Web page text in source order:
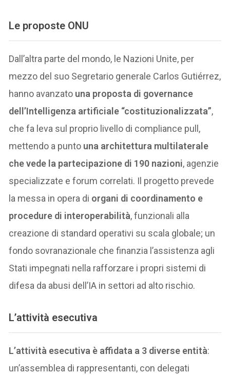
Le proposte ONU
Dall’altra parte del mondo, le Nazioni Unite, per
mezzo del suo Segretario generale Carlos Gutiérrez,
hanno avanzato una proposta di governance
dell’Intelligenza artificiale “costituzionalizzata”,
che fa leva sul proprio livello di compliance pull,
mettendo a punto una architettura multilaterale
che vede la partecipazione di 190 nazioni, agenzie
specializzate e forum correlati. Il progetto prevede
la messa in opera di organi di coordinamento e
procedure di interoperabilità, funzionali alla
creazione di standard operativi su scala globale; un
fondo sovranazionale che finanzia l’assistenza agli
Stati impegnati nella rafforzare i propri sistemi di
difesa da abusi dell’IA in settori ad alto rischio.
L’attività esecutiva
L’attività esecutiva è affidata a 3 diverse entità:
un’assemblea di rappresentanti, con delegati